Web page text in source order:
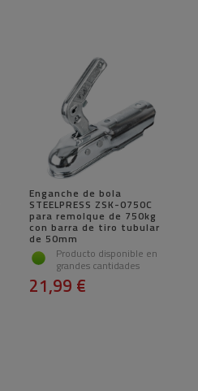
Enganche de bola
STEELPRESS ZSK-0750C
para remolque de 750kg
con barra de tiro tubular
de 50mm
Producto disponible en
grandes cantidades
21,99 €